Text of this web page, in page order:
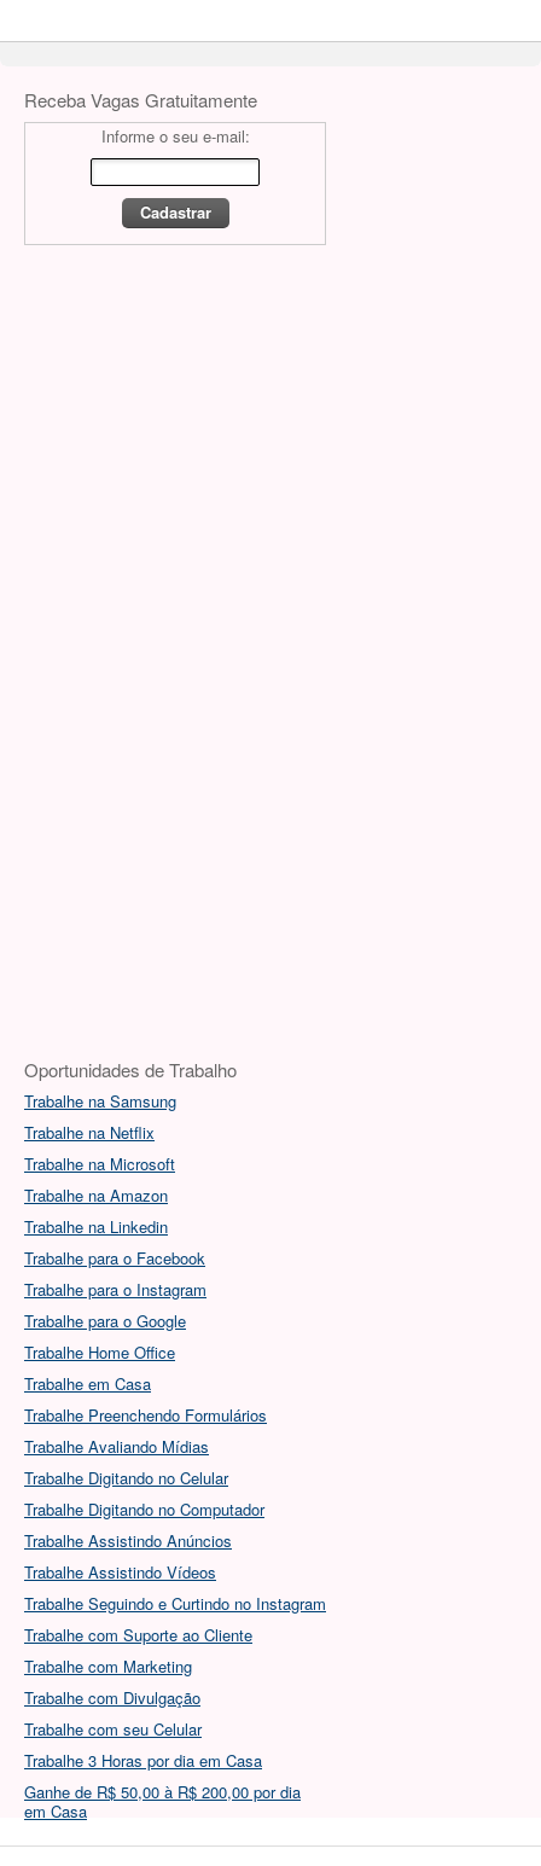
Receba Vagas Gratuitamente
Informe o seu e-mail:
Oportunidades de Trabalho
Trabalhe na Samsung
Trabalhe na Netflix
Trabalhe na Microsoft
Trabalhe na Amazon
Trabalhe na Linkedin
Trabalhe para o Facebook
Trabalhe para o Instagram
Trabalhe para o Google
Trabalhe Home Office
Trabalhe em Casa
Trabalhe Preenchendo Formulários
Trabalhe Avaliando Mídias
Trabalhe Digitando no Celular
Trabalhe Digitando no Computador
Trabalhe Assistindo Anúncios
Trabalhe Assistindo Vídeos
Trabalhe Seguindo e Curtindo no Instagram
Trabalhe com Suporte ao Cliente
Trabalhe com Marketing
Trabalhe com Divulgação
Trabalhe com seu Celular
Trabalhe 3 Horas por dia em Casa
Ganhe de R$ 50,00 à R$ 200,00 por dia
em Casa